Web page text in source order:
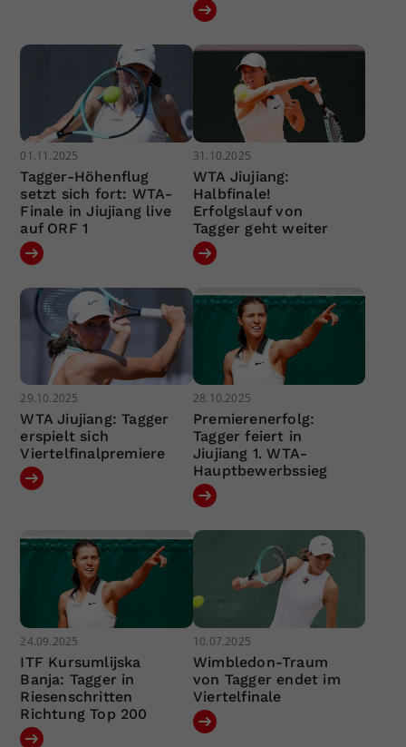
01.11.2025
Tagger-Höhenflug
setzt sich fort: WTA-
Finale in Jiujiang live
auf ORF 1
31.10.2025
WTA Jiujiang:
Halbfinale!
Erfolgslauf von
Tagger geht weiter
29.10.2025
WTA Jiujiang: Tagger
erspielt sich
Viertelfinalpremiere
28.10.2025
Premierenerfolg:
Tagger feiert in
Jiujiang 1. WTA-
Hauptbewerbssieg
24.09.2025
ITF Kursumlijska
Banja: Tagger in
Riesenschritten
Richtung Top 200
10.07.2025
Wimbledon-Traum
von Tagger endet im
Viertelfinale